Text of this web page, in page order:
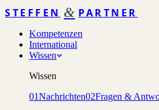
STEFFEN & PARTNER
Kompetenzen
International
Wissen
Wissen
01Nachrichten02Fragen &